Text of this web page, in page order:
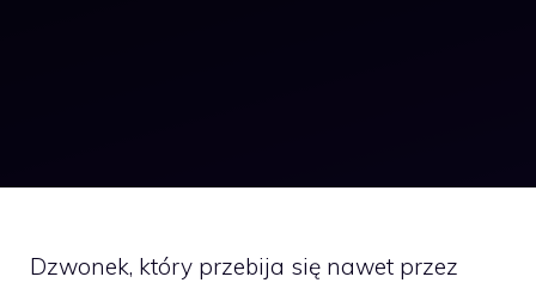
Dzwonek, który przebija się nawet przez